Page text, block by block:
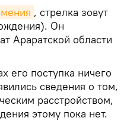
, стрелка зовут
Он
Араратской области
его поступка ничего
сведения о том,
расстройством,
этому пока нет.